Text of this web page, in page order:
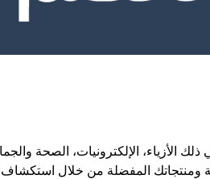
الإلكترونيات، الصحة
ومنتجاتك المفضلة من خلال